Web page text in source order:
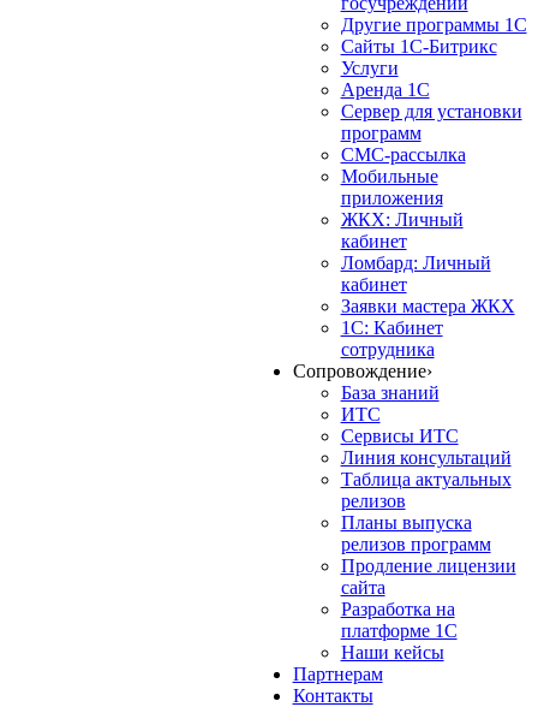
Другие программы 1С
Сайты 1С-Битрикс
Услуги
Аренда 1С
Сервер для установки
программ
СМС-рассылка
Мобильные
приложения
ЖКХ: Личный
кабинет
Ломбард: Личный
кабинет
Заявки мастера ЖКХ
1С: Кабинет
сотрудника
Сопровождение›
База знаний
ИТС
Сервисы ИТС
Линия консультаций
Таблица актуальных
релизов
Планы выпуска
релизов программ
Продление лицензии
сайта
Разработка на
платформе 1С
Наши кейсы
Партнерам
Контакты